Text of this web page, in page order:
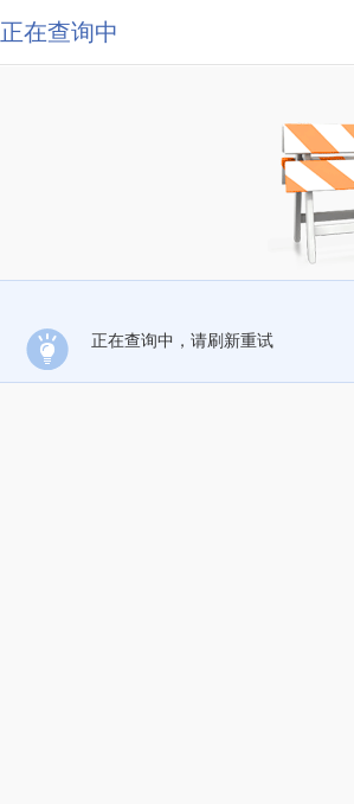
正在查询中
正在查询中，请刷新重试